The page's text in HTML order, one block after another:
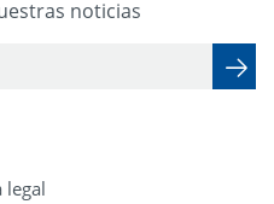
noticias
legal